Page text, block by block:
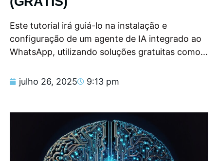
Este tutorial irá guiá-lo na instalação e
configuração de um agente de IA integrado ao
WhatsApp, utilizando soluções gratuitas como...
julho 26, 2025 9:13 pm